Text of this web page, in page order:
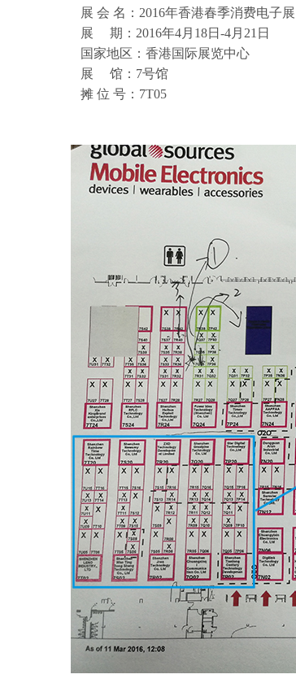
展 会 名：2016年香港春季消费电子展
展 期：2016年4月18日-4月21日
国家地区：香港国际展览中心
展 馆：7号馆
摊 位 号：7T05